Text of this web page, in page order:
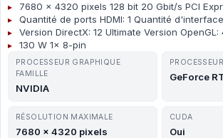
7680 x 4320 pixels 128 bit 20 Gbit/s PCI
Quantité de ports HDMI: 1 Quantité
Version DirectX: 12 Ultimate Version OpenGL:
130 W 1x 8-pin
PROCESSEUR GRAPHIQUE
FAMILLE
NVIDIA
GeForce
RÉSOLUTION MAXIMALE
7680 x 4320 pixels
CUDA
Oui